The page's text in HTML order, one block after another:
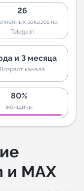
26
заказов на
Telega.in
и 3 месяца
Возраст канала
80%
женщины
и MAX